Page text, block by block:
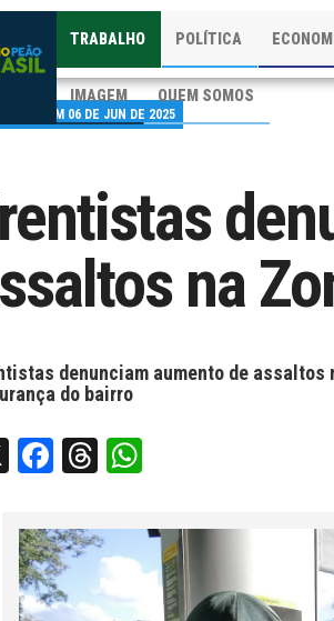
TRABALHO POLÍTICA
IMAGEM QUEM SOMOS
EM 06 DE JUN DE 2025
na
denunciam aumento de assaltos
do bairro
X Facebook
Threads